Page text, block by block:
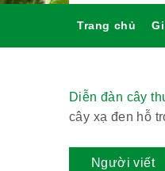
Trang chủ
Diễn đàn cây
cây xạ đen hỗ
Người viết